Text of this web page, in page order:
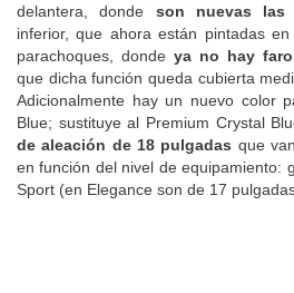
delantera, donde son nuevas
inferior, que ahora están pintadas
parachoques, donde ya no hay
que dicha función queda cubierta
Adicionalmente hay un nuevo color
Blue; sustituye al Premium Crystal
de aleación de 18 pulgadas que
en función del nivel de equipamiento:
Sport (en Elegance son de 17